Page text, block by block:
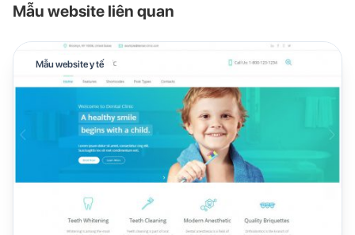
Mẫu website liên quan
Mẫu website y tế